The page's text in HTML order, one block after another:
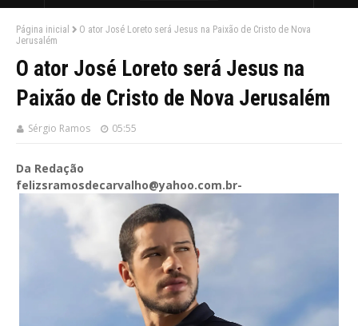
Página inicial
O ator José Loreto será Jesus na Paixão de Cristo de Nova
Jerusalém
O ator José Loreto será Jesus na
Paixão de Cristo de Nova Jerusalém
Sérgio Ramos 05:55
Da Redação
felizsramosdecarvalho@yahoo.com.br-